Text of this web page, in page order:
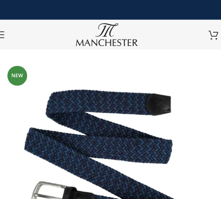
เข็มขัดสปอร์ต
NEW